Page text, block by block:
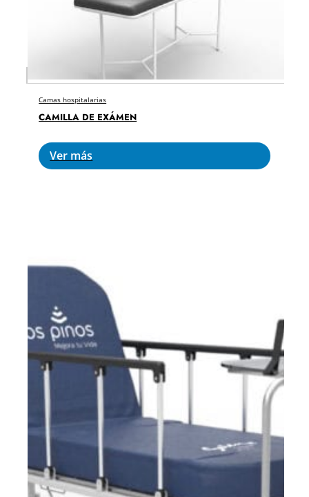
Camas hospitalarias
CAMILLA DE EXÁMEN
Ver más